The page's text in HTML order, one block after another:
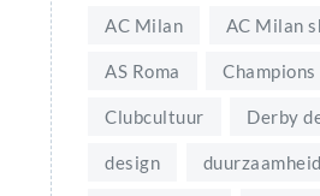
AC Milan AC Milan
AS Roma Champions
Clubcultuur Derby
design duurzaamheid